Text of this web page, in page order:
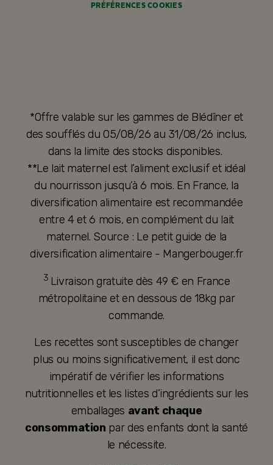
PRÉFÉRENCES COOKIES
*Offre valable sur les gammes de Blédîner et
des soufflés du 05/08/26 au 31/08/26 inclus,
dans la limite des stocks disponibles.
**Le lait maternel est l’aliment exclusif et idéal
du nourrisson jusqu’à 6 mois. En France, la
diversification alimentaire est recommandée
entre 4 et 6 mois, en complément du lait
maternel. Source : Le petit guide de la
diversification alimentaire - Mangerbouger.fr
3 Livraison gratuite dès 49 € en France
métropolitaine et en dessous de 18kg par
commande.
Les recettes sont susceptibles de changer
plus ou moins significativement, il est donc
impératif de vérifier les informations
nutritionnelles et les listes d’ingrédients sur les
emballages avant chaque
consommation par des enfants dont la santé
le nécessite.